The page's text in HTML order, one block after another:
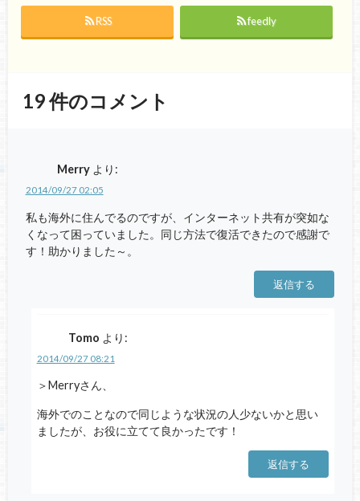
RSS feedly
19件のコメント
Merry より:
2014/09/27 02:05
私も海外に住んでるのですが、インターネット共有が突如な
くなって困っていました。同じ方法で復活できたので感謝で
す！助かりました～。
返信する
Tomo より:
2014/09/27 08:21
＞Merryさん、
海外でのことなので同じような状況の人少ないかと思い
ましたが、お役に立てて良かったです！
返信する